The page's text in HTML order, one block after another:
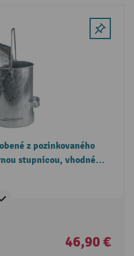
z pozinkovaného
stupnicou, vhodné
46,90 €